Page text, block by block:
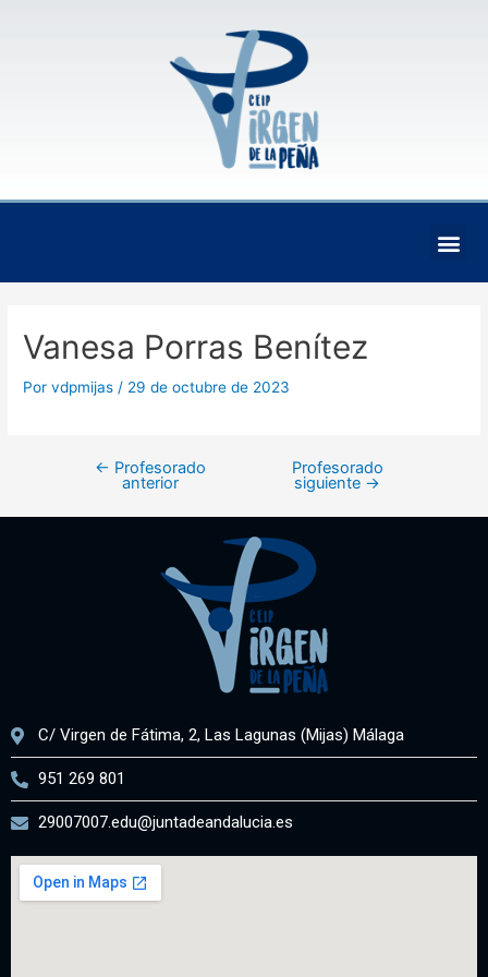
Vanesa Porras Benítez
Porvdpmijas / 29 de octubre de 2023
← Profesorado
anterior
Profesorado
siguiente →
C/ Virgen de Fátima, 2, Las Lagunas (Mijas) Málaga
951 269 801
29007007.edu@juntadeandalucia.es